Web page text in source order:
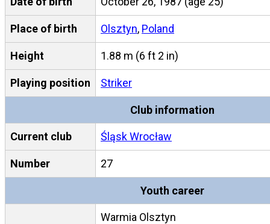
Place of birth Olsztyn, Poland
Height 1.88 m (6 ft 2 in)
Playing position Striker
Club information
Current club Śląsk Wrocław
Number 27
Youth career
Warmia Olsztyn